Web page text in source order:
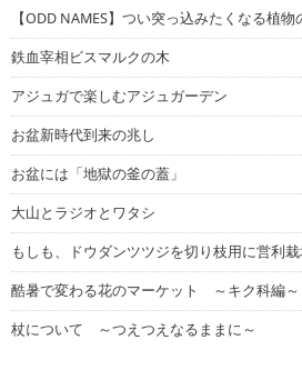
【ODD NAMES】つい突っ込みたくなる植物
鉄血宰相ビスマルクの木
アジュガで楽しむアジュガーデン
お盆新時代到来の兆し
お盆には「地獄の釜の蓋」
大山とラジオとワタシ
もしも、ドウダンツツジを切り枝用に営利栽
酷暑で変わる花のマーケット ～キク科編～
杖について ～つえつえなるままに～